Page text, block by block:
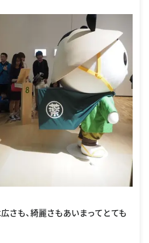
さも、綺麗さもあいまってとても